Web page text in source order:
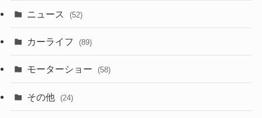
(43)
(6)
(9)
(28)
(27)
(26)
ニュース (52)
カーライフ (89)
モーターショー (58)
その他 (24)